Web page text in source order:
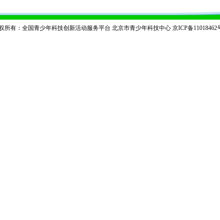
所有：全国青少年科技创新活动服务平台 北京市青少年科技中心 京ICP备11018462